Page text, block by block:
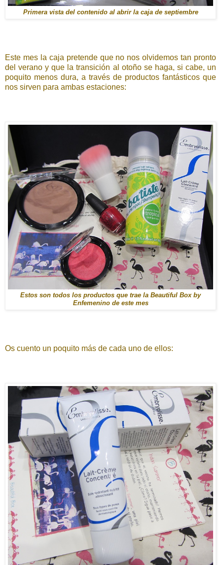
Primera vista del contenido al abrir la caja de septiembre
Este mes la caja pretende que no nos olvidemos tan pronto
del verano y que la transición al otoño se haga, si cabe, un
poquito menos dura, a través de productos fantásticos que
nos sirven para ambas estaciones:
Estos son todos los productos que trae la Beautiful Box by
Enfemenino de este mes
Os cuento un poquito más de cada uno de ellos: